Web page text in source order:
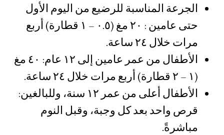
الجرعة المناسبة للرضيع من اليوم الأول
حتى عامين : ٢٠ مغ (٠.٥ – ١ قطارة) أربع
مرات خلال ٢٤ ساعة.
الأطفال من عمر عامين إلى ١٢ عام: ٤٠ مغ
الأطفال أعلى من عمر ١٢ سنة، وللبالغين:
قرص واحد بعد كل وجبة، وقبل النوم
مباشرةً.